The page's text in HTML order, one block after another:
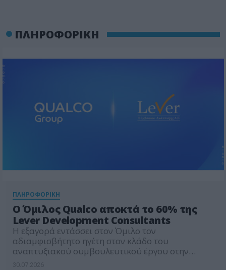
ΠΛΗΡΟΦΟΡΙΚΗ
ΠΛΗΡΟΦΟΡΙΚΗ
Ο Όμιλος Qualco αποκτά το 60% της
Lever Development Consultants
Η εξαγορά εντάσσει στον Όμιλο τον
αδιαμφισβήτητο ηγέτη στον κλάδο του
αναπτυξιακού συμβουλευτικού έργου στην